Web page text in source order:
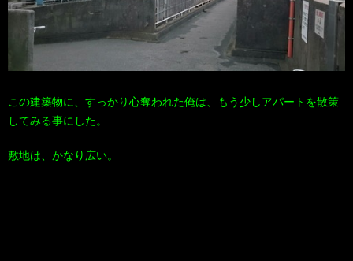
この建築物に、すっかり心奪われた俺は、もう少しアパートを散策
してみる事にした。
敷地は、かなり広い。